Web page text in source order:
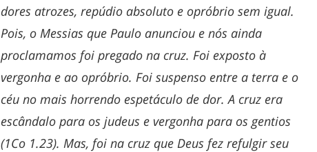
dores atrozes, repúdio absoluto e opróbrio sem igual.
Pois, o Messias que Paulo anunciou e nós ainda
proclamamos foi pregado na cruz. Foi exposto à
vergonha e ao opróbrio. Foi suspenso entre a terra e o
céu no mais horrendo espetáculo de dor. A cruz era
escândalo para os judeus e vergonha para os gentios
(1Co 1.23). Mas, foi na cruz que Deus fez refulgir seu